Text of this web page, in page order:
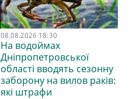
08.08.2026 18:30
На водоймах
Дніпропетровської
області вводять сезонну
заборону на вилов раків:
які штрафи